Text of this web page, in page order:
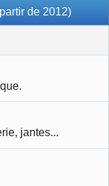
de 2012)
jantes...